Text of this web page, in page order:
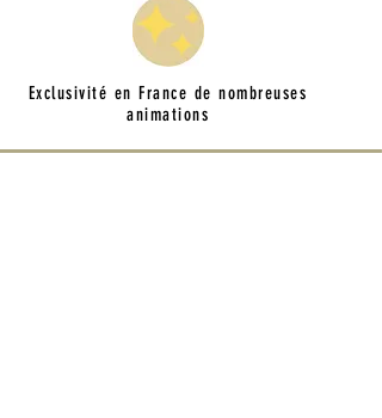
Exclusivité en France de nombreuses
animations